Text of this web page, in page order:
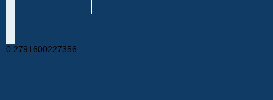
0.2791600227356